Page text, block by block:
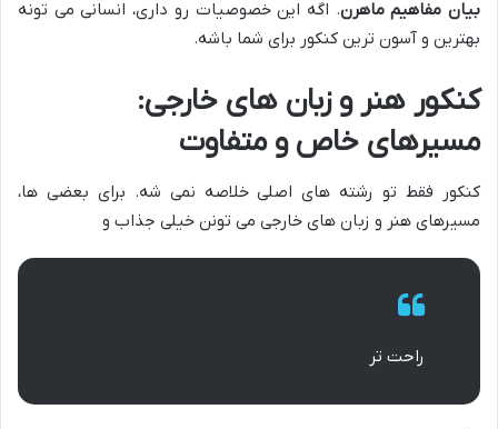
بیان مفاهیم ماهرن. اگه این خصوصیات رو داری، انسانی می تونه
بهترین و آسون ترین کنکور برای شما باشه.
کنکور هنر و زبان های خارجی:
مسیرهای خاص و متفاوت
کنکور فقط تو رشته های اصلی خلاصه نمی شه. برای بعضی ها،
مسیرهای هنر و زبان های خارجی می تونن خیلی جذاب و
راحت تر